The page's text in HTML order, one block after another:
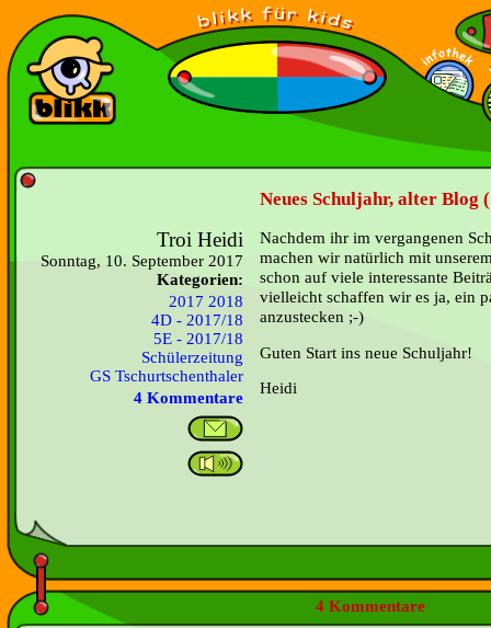
Neues Schuljahr, alter Blog
Troi Heidi
Sonntag, 10. September 2017
Kategorien:
2017 2018
4D - 2017/18
5E - 2017/18
Schülerzeitung
GS Tschurtschenthaler
4 Kommentare
Nachdem ihr im vergangenen
machen wir natürlich mit
schon auf viele interessante
vielleicht schaffen wir es ja, ein
anzustecken ;-)
Guten Start ins neue Schuljahr!
Heidi
4 Kommentare